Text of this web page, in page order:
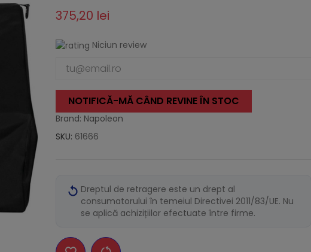
375,20 lei
Niciun review
NOTIFICĂ-MĂ CÂND REVINE ÎN STOC
Brand: Napoleon
SKU: 61666
Dreptul de retragere este un drept al
consumatorului în temeiul Directivei 2011/83/UE. Nu
se aplică achizițiilor efectuate între firme.